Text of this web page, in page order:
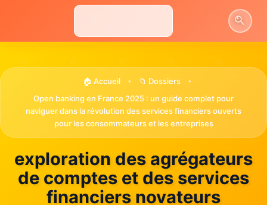
🏠 Accueil • 📁 Dossiers •
Open banking en France 2025 : un guide complet pour
naviguer dans la révolution des services financiers ouverts
pour les consommateurs et les entreprises
exploration des agrégateurs
de comptes et des services
financiers novateurs